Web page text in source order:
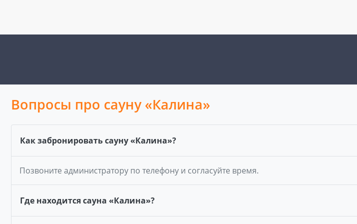
Вопросы про сауну «Калина»
Как забронировать сауну «Калина»?
Позвоните администратору по телефону и согласуйте время.
Где находится сауна «Калина»?